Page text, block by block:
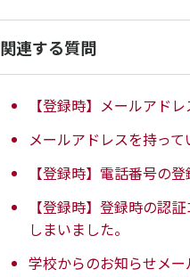
関連する質問
【登録時】メールアド
メールアドレスを持っ
【登録時】電話番号の
【登録時】登録時の認
しまいました。
学校からのお知らせメー